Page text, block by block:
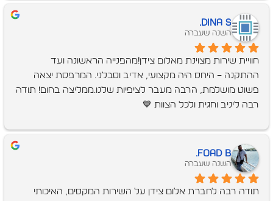
Dina S.
השנה שעברה
חוויית שירות מצוינת מאלום צידן!מהפנייה הראשונה ועד
ההתקנה – היחס היה מקצועי, אדיב וסבלני. המרפסת יצאה
פשוט מושלמת, הרבה מעבר לציפיות שלנו.ממליצה בחום! תודה
רבה ליניב וחגית ולכל הצוות 💙
Foad B.
השנה שעברה
תודה רבה לחברת אלום צידן על השירות המקסים, האיכותי